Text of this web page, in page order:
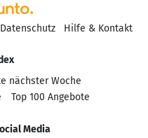
Datenschutz Hilfe & Kontakt
nächster Woche
Top 100 Angebote
Media